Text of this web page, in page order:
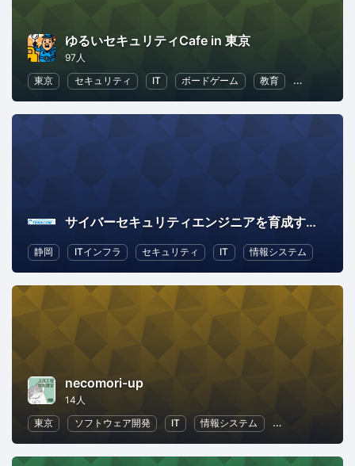
ゆるいセキュリティCafe in 東京
97人
東京
セキュリティ IT ボードゲーム 教育 情報システ
サイバーセキュリティエンジニアを育成する in 静岡
静岡 ITインフラ セキュリティ IT 情報システム
necomori-up
14人
東京
ソフトウェア開発 IT 情報システム ビジネス戦略